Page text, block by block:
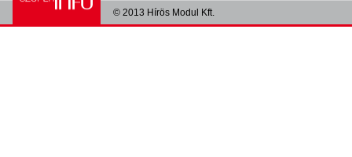
© 2013 Hírös Modul Kft.